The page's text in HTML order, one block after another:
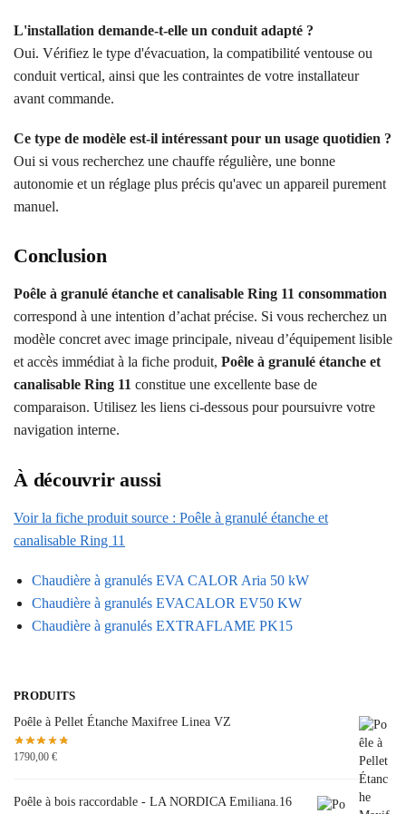
L'installation demande-t-elle un conduit adapté ?
Oui. Vérifiez le type d'évacuation, la compatibilité ventouse ou
conduit vertical, ainsi que les contraintes de votre installateur
avant commande.
Ce type de modèle est-il intéressant pour un usage quotidien ?
Oui si vous recherchez une chauffe régulière, une bonne
autonomie et un réglage plus précis qu'avec un appareil purement
manuel.
Conclusion
Poêle à granulé étanche et canalisable Ring 11 consommation
correspond à une intention d’achat précise. Si vous recherchez un
modèle concret avec image principale, niveau d’équipement lisible
et accès immédiat à la fiche produit, Poêle à granulé étanche et
canalisable Ring 11 constitue une excellente base de
comparaison. Utilisez les liens ci-dessous pour poursuivre votre
navigation interne.
À découvrir aussi
Voir la fiche produit source : Poêle à granulé étanche et
canalisable Ring 11
Chaudière à granulés EVA CALOR Aria 50 kW
Chaudière à granulés EVACALOR EV50 KW
Chaudière à granulés EXTRAFLAME PK15
PRODUITS
Poêle à Pellet Étanche Maxifree Linea VZ
1790,00 €
Poêle à bois raccordable - LA NORDICA Emiliana.16